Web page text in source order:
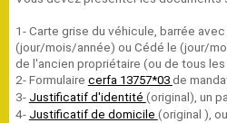
1- Carte grise du véhicule, barrée
(jour/mois/année) ou Cédé le (jour/
de l'ancien propriétaire (ou de tous
2- Formulaire cerfa 13757*03 de
3- Justificatif d'identité (original), un
4- Justificatif de domicile (original ),